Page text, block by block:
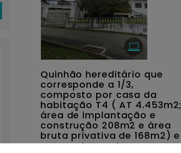
Quinhão hereditário que
corresponde a 1/3,
composto por casa da
habitação T4 ( AT 4.453m2;
área de implantação e
construção 208m2 e área
bruta privativa de 168m2) e
composto por terreno